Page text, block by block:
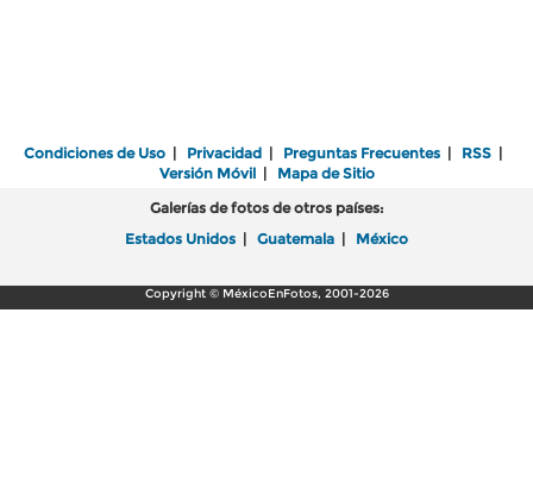
Condiciones de Uso | Privacidad | Preguntas Frecuentes | RSS |
Versión Móvil| Mapa de Sitio
Galerías de fotos de otros países:
Estados Unidos | Guatemala | México
Copyright © MéxicoEnFotos, 2001-2026